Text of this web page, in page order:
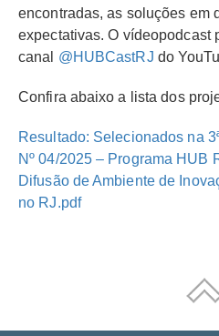
encontradas, as soluções em
expectativas. O vídeopodcast
canal @HUBCastRJ do
Confira abaixo a lista dos
Resultado: Selecionados na
Nº 04/2025 – Programa HUB
Difusão de Ambiente de
no RJ.pdf